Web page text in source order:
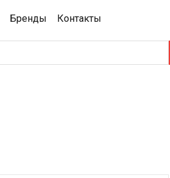
Бренды Контакты